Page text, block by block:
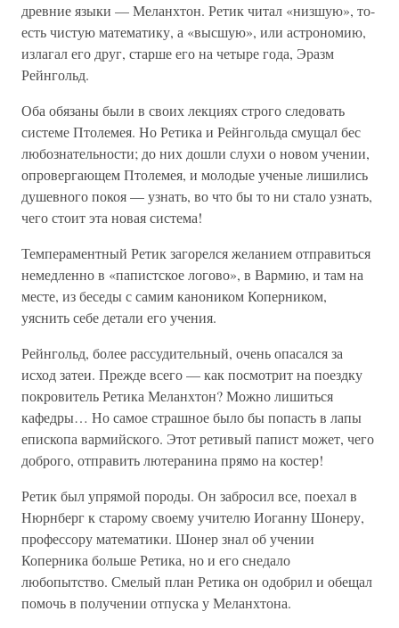
древние языки — Меланхтон. Ретик читал «низшую», то-
есть чистую математику, а «высшую», или астрономию,
излагал его друг, старше его на четыре года, Эразм
Рейнгольд.
Оба обязаны были в своих лекциях строго следовать
системе Птолемея. Но Ретика и Рейнгольда смущал бес
любознательности; до них дошли слухи о новом учении,
опровергающем Птолемея, и молодые ученые лишились
душевного покоя — узнать, во что бы то ни стало узнать,
чего стоит эта новая система!
Темпераментный Ретик загорелся желанием отправиться
немедленно в «папистское логово», в Вармию, и там на
месте, из беседы с самим каноником Коперником,
уяснить себе детали его учения.
Рейнгольд, более рассудительный, очень опасался за
исход затеи. Прежде всего — как посмотрит на поездку
покровитель Ретика Меланхтон? Можно лишиться
кафедры… Но самое страшное было бы попасть в лапы
епископа вармийского. Этот ретивый папист может, чего
доброго, отправить лютеранина прямо на костер!
Ретик был упрямой породы. Он забросил все, поехал в
Нюрнберг к старому своему учителю Иоганну Шонеру,
профессору математики. Шонер знал об учении
Коперника больше Ретика, но и его снедало
любопытство. Смелый план Ретика он одобрил и обещал
помочь в получении отпуска у Меланхтона.